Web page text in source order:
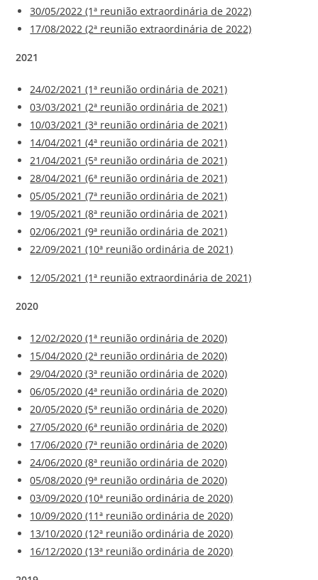
30/05/2022 (1ª reunião extraordinária de 2022)
17/08/2022 (2ª reunião extraordinária de 2022)
2021
24/02/2021 (1ª reunião ordinária de 2021)
03/03/2021 (2ª reunião ordinária de 2021)
10/03/2021 (3ª reunião ordinária de 2021)
14/04/2021 (4ª reunião ordinária de 2021)
21/04/2021 (5ª reunião ordinária de 2021)
28/04/2021 (6ª reunião ordinária de 2021)
05/05/2021 (7ª reunião ordinária de 2021)
19/05/2021 (8ª reunião ordinária de 2021)
02/06/2021 (9ª reunião ordinária de 2021)
22/09/2021 (10ª reunião ordinária de 2021)
12/05/2021 (1ª reunião extraordinária de 2021)
2020
12/02/2020 (1ª reunião ordinária de 2020)
15/04/2020 (2ª reunião ordinária de 2020)
29/04/2020 (3ª reunião ordinária de 2020)
06/05/2020 (4ª reunião ordinária de 2020)
20/05/2020 (5ª reunião ordinária de 2020)
27/05/2020 (6ª reunião ordinária de 2020)
17/06/2020 (7ª reunião ordinária de 2020)
24/06/2020 (8ª reunião ordinária de 2020)
05/08/2020 (9ª reunião ordinária de 2020)
03/09/2020 (10ª reunião ordinária de 2020)
10/09/2020 (11ª reunião ordinária de 2020)
13/10/2020 (12ª reunião ordinária de 2020)
16/12/2020 (13ª reunião ordinária de 2020)